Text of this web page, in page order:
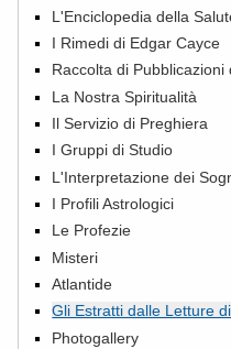
L'Enciclopedia della
I Rimedi di Edgar Cayce
Raccolta di Pubblicazioni
La Nostra Spiritualità
Il Servizio di Preghiera
I Gruppi di Studio
L'Interpretazione dei
I Profili Astrologici
Le Profezie
Misteri
Atlantide
Gli Estratti dalle Letture
Photogallery